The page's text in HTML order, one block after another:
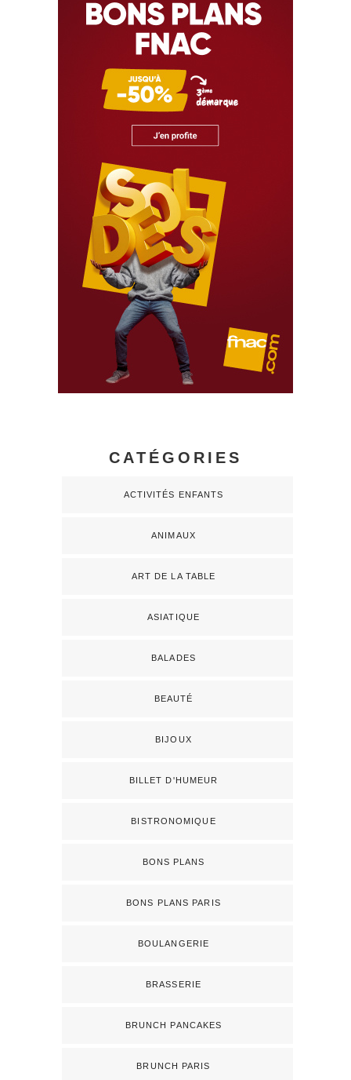
CATÉGORIES
ACTIVITÉS ENFANTS
ANIMAUX
ART DE LA TABLE
ASIATIQUE
BALADES
BEAUTÉ
BIJOUX
BILLET D'HUMEUR
BISTRONOMIQUE
BONS PLANS
BONS PLANS PARIS
BOULANGERIE
BRASSERIE
BRUNCH PANCAKES
BRUNCH PARIS